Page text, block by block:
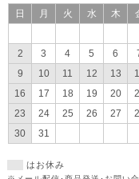
日
月 火 水 木
2
3 4 5 6
9
10 11 12 13
16
17 18 19 20
23
24 25 26 27
30
31
はお休み